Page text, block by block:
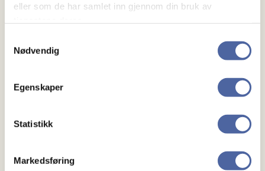
eller som de har samlet inn gjennom din bruk av
Nødvendig
Egenskaper
Statistikk
Markedsføring
Om MS
Ny med MS
Mennesker